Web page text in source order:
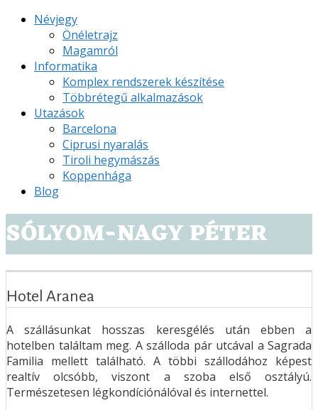
Névjegy
Önéletrajz
Magamról
Informatika
Komplex rendszerek készítése
Többrétegű alkalmazások
Utazások
Barcelona
Ciprusi nyaralás
Tiroli hegymászás
Koppenhága
Blog
SÓLYOM-NAGY PÉTER
Hotel Aranea
A szállásunkat hosszas keresgélés után ebben a
hotelben találtam meg. A szálloda pár utcával a Sagrada
Familia mellett található. A többi szállodához képest
realtív olcsóbb, viszont a szoba első osztályú.
Természetesen légkondíciónálóval és internettel.